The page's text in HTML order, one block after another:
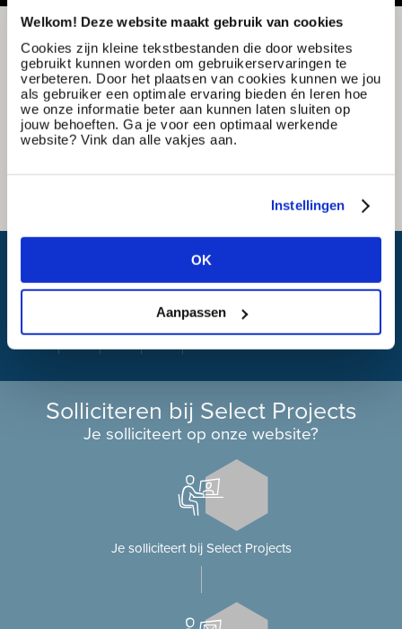
Welkom! Deze website maakt gebruik van cookies
Cookies zijn kleine tekstbestanden die door websites
gebruikt kunnen worden om gebruikerservaringen te
verbeteren. Door het plaatsen van cookies kunnen we jou
als gebruiker een optimale ervaring bieden én leren hoe
we onze informatie beter aan kunnen laten sluiten op
jouw behoeften. Ga je voor een optimaal werkende
website? Vink dan alle vakjes aan.
Instellingen
OK
Aanpassen
Solliciteren bij Select Projects
Je solliciteert op onze website?
Je solliciteert bij Select Projects